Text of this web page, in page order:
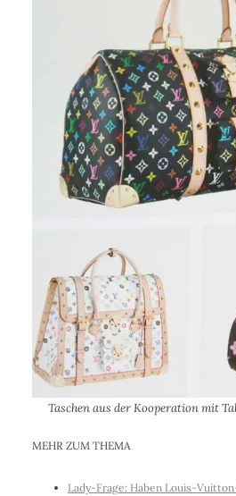
Taschen aus der Kooperation mit
MEHR ZUM THEMA
Lady-Frage: Haben Louis-